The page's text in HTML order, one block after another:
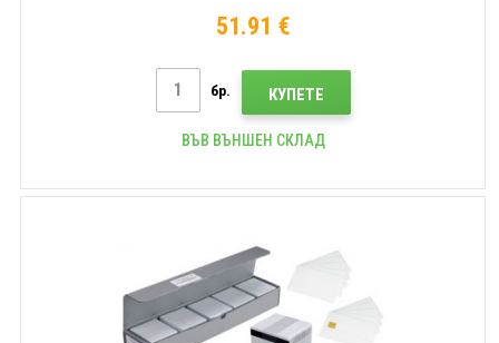
51.91 €
бр. КУПЕТЕ
ВЪВ ВЪНШЕН СКЛАД